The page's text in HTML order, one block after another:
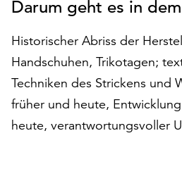
auf
akzeptieren“,
um
alle
Cookies
zu
akzeptieren.
Darum geht es in
Historischer Abriss der
Handschuhen, Trikotagen;
Techniken des Strickens und
früher und heute,
heute, verantwortungsvoller